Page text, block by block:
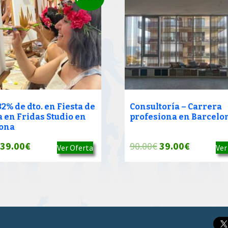
de dto. en Fiesta de
en Fridas Studio en
El
precio
39.00€El
39.00€.
Ver Oferta
Consultoría – Carrera
profesiona en
90.00€El
90.00€.
39.00€El
39.00€.